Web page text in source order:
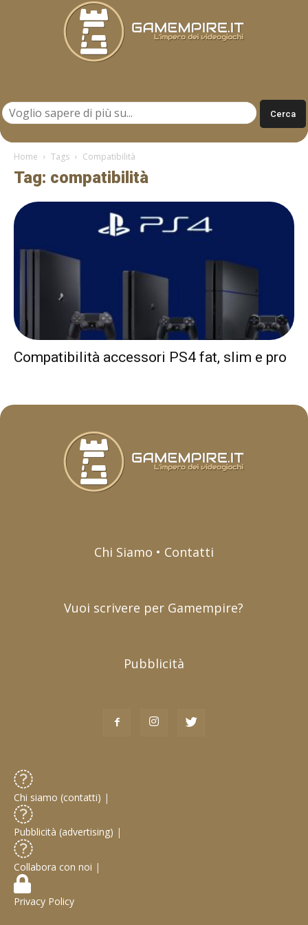
Home Tags Compatibilità
Tag: compatibilità
Compatibilità accessori PS4 fat, slim e pro
Chi Siamo • Contatti
Vuoi scrivere per Gamempire?
Pubblicità
Chi siamo (contatti) |
Pubblicità (advertising) |
Collabora con noi |
Privacy Policy